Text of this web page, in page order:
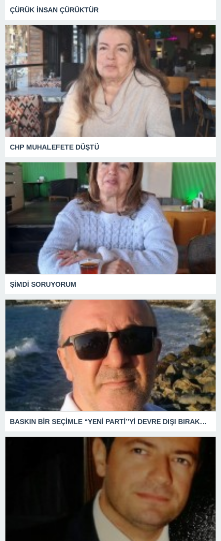
ÇÜRÜK İNSAN ÇÜRÜKTÜR
CHP MUHALEFETE DÜŞTÜ
ŞİMDİ SORUYORUM
BASKIN BİR SEÇİMLE “YENİ PARTİ”Yİ DEVRE DIŞI BIRAKMAK İÇİN DÜĞMEYE Mİ BASILDI?